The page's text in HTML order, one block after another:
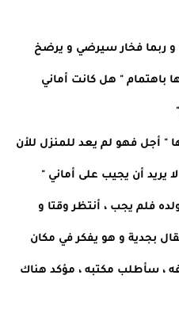
و ربما فخار سيرضي و يرضخ
باهتمام " هل كانت أماني
" أجل فهو لم يعد للمنزل للأن
يريد أن يجيب على أماني "
فلم يجب ، أنتظر وقتا و
بجدية و هو يفكر في مكان
، سأطلب مكتبه ، مؤكد هناك